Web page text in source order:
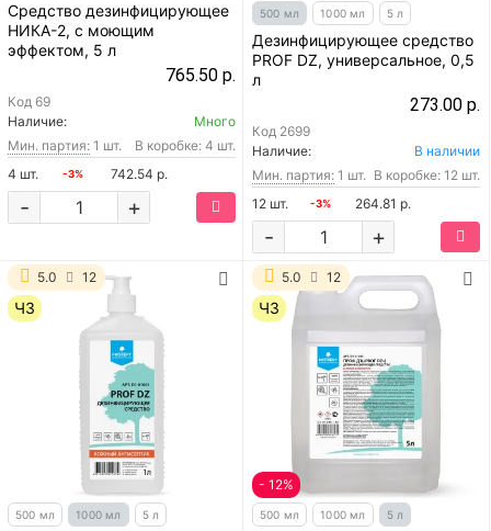
Средство дезинфицирующее
НИКА-2, с моющим
эффектом, 5 л
765.50 р.
Код 69
Наличие:
Много
Мин. партия: 1 шт.
В коробке: 4 шт.
4 шт.
-3% 742.54 р.
+
-
500 мл 1000 мл 5 л
Дезинфицирующее средство
PROF DZ, универсальное, 0,5
л
273.00 р.
Код 2699
Наличие:
В наличии
Мин. партия: 1 шт. В коробке: 12 шт.
12 шт.
-3% 264.81 р.
+
-
5.0 12
ЧЗ
500 мл 1000 мл 5 л
5.0 12
ЧЗ
- 12%
500 мл 1000 мл 5 л